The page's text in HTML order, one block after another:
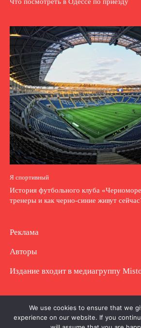
Я спортивный
История футбольного клуба
тренеры и как черно-синие живут
Реклама
Авторы
Издание входит в медиагруппу
Copyright © Полное использование
запрещено. Частично разрешено с
We use cookies to ensure that we
experience on our website. If you